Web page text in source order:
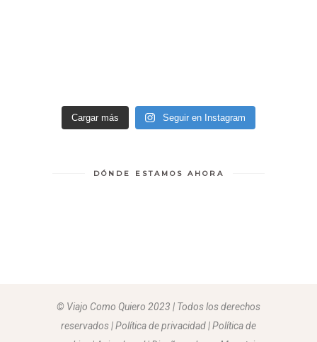
Cargar más Seguir en Instagram
DÓNDE ESTAMOS AHORA
© Viajo Como Quiero 2023 | Todos los derechos
reservados | Política de privacidad | Política de